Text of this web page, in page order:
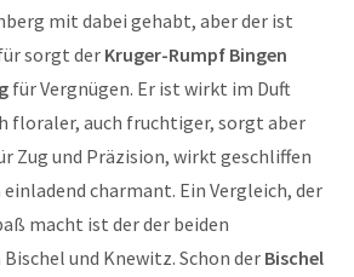
mit dabei gehabt, aber der ist
sorgt der Kruger-Rumpf Bingen
für Vergnügen. Er ist wirkt im Duft
floraler, auch fruchtiger, sorgt aber
Zug und Präzision, wirkt geschliffen
charmant. Ein Vergleich, der
macht ist der der beiden
und Knewitz. Schon der Bischel